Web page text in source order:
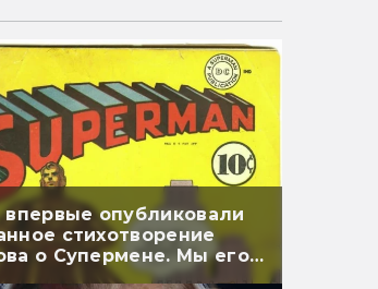
впервые опубликовали
стихотворение
о Супермене. Мы его